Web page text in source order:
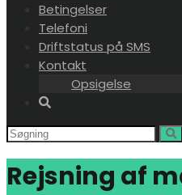
Betingelser
Telefoni
Driftstatus på SMS
Kontakt
Opsigelse
Rejsning af